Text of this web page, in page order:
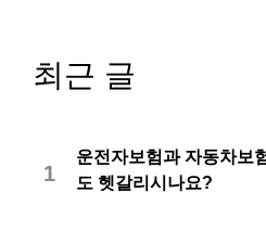
최근 글
1
운전자보험과 자동차보
도 헷갈리시나요?